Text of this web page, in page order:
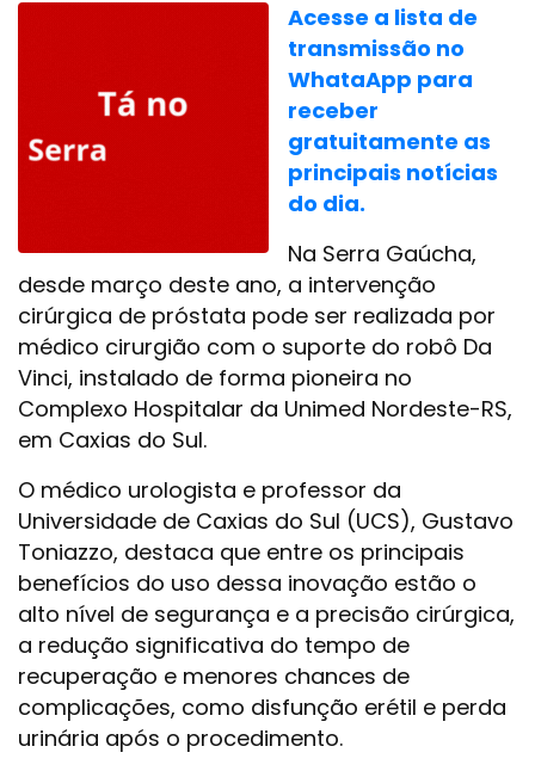
Acesse a lista de
transmissão no
WhataApp para
receber
gratuitamente as
principais notícias
do dia.
Na Serra Gaúcha,
desde março deste ano, a intervenção
cirúrgica de próstata pode ser realizada por
médico cirurgião com o suporte do robô Da
Vinci, instalado de forma pioneira no
Complexo Hospitalar da Unimed Nordeste-RS,
em Caxias do Sul.
O médico urologista e professor da
Universidade de Caxias do Sul (UCS), Gustavo
Toniazzo, destaca que entre os principais
benefícios do uso dessa inovação estão o
alto nível de segurança e a precisão cirúrgica,
a redução significativa do tempo de
recuperação e menores chances de
complicações, como disfunção erétil e perda
urinária após o procedimento.